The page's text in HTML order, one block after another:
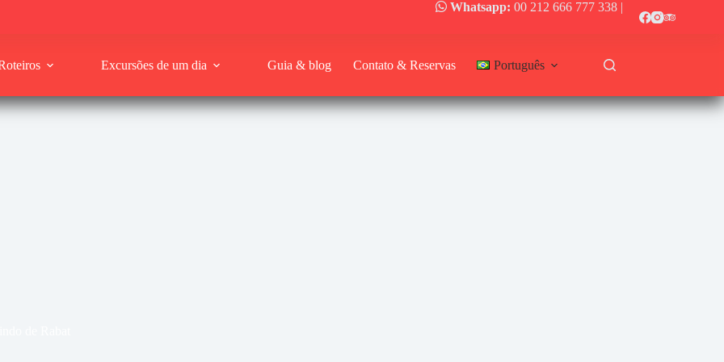
Whatsapp: 00 212 666 777 338 |
Excursões de um dia Guia & blog Contato & Reservas Português